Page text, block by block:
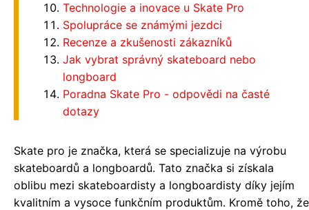
Technologie a inovace u Skate Pro
Spolupráce se známými jezdci
Recenze a zkušenosti zákazníků
Jak vybrat správný skateboard nebo
longboard
Poradna Skate Pro - odpovědi na časté
dotazy
Skate pro je značka, která se specializuje na výrobu
skateboardů a longboardů. Tato značka si získala
oblibu mezi skateboardisty a longboardisty díky jejím
kvalitním a vysoce funkčním produktům. Kromě toho, že